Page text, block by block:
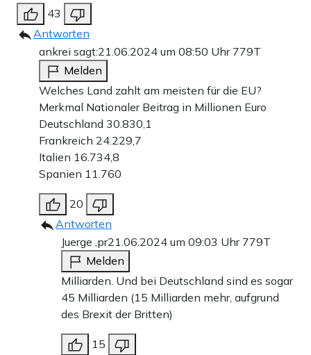
43
Antworten
ankrei sagt:21.06.2024 um 08:50 Uhr 779T
Melden
Welches Land zahlt am meisten für die EU?
Merkmal Nationaler Beitrag in Millionen Euro
Deutschland 30.830,1
Frankreich 24.229,7
Italien 16.734,8
Spanien 11.760
20
Antworten
Juerge ,pr21.06.2024 um 09:03 Uhr 779T
Melden
Milliarden. Und bei Deutschland sind es sogar
45 Milliarden (15 Milliarden mehr, aufgrund
des Brexit der Britten)
15